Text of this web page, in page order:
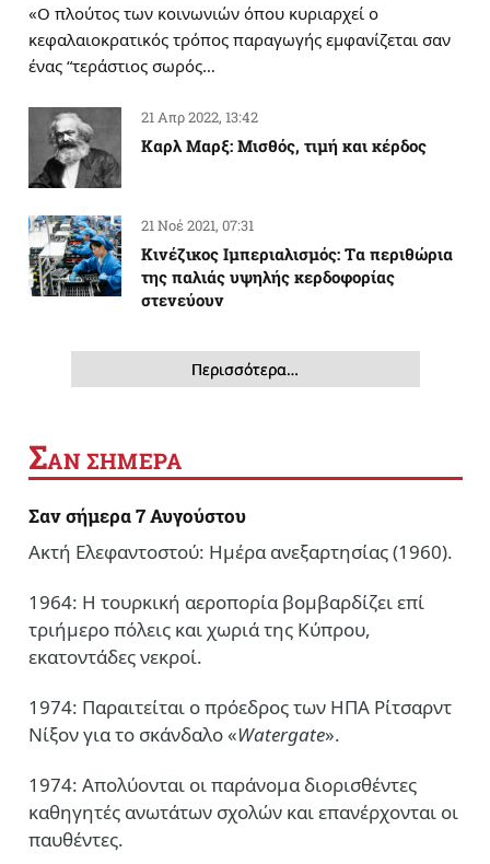
«Ο πλούτος των κοινωνιών όπου κυριαρχεί ο
κεφαλαιοκρατικός τρόπος παραγωγής εμφανίζεται σαν
ένας “τεράστιος σωρός…
21 Απρ 2022, 13:42
Καρλ Μαρξ: Μισθός, τιμή και κέρδος
21 Νοέ 2021, 07:31
Κινέζικος Ιμπεριαλισμός: Tα περιθώρια
της παλιάς υψηλής κερδοφορίας
στενεύουν
Περισσότερα…
ΣΑΝ ΣΗΜΕΡΑ
Σαν σήμερα 7 Αυγούστου
Ακτή Ελεφαντοστού: Ημέρα ανεξαρτησίας (1960).
1964: Η τουρκική αεροπορία βομβαρδίζει επί
τριήμερο πόλεις και χωριά της Κύπρου,
εκατοντάδες νεκροί.
1974: Παραιτείται ο πρόεδρος των ΗΠΑ Ρίτσαρντ
Νίξον για το σκάνδαλο «Watergate».
1974: Απολύονται οι παράνομα διορισθέντες
καθηγητές ανωτάτων σχολών και επανέρχονται οι
παυθέντες.